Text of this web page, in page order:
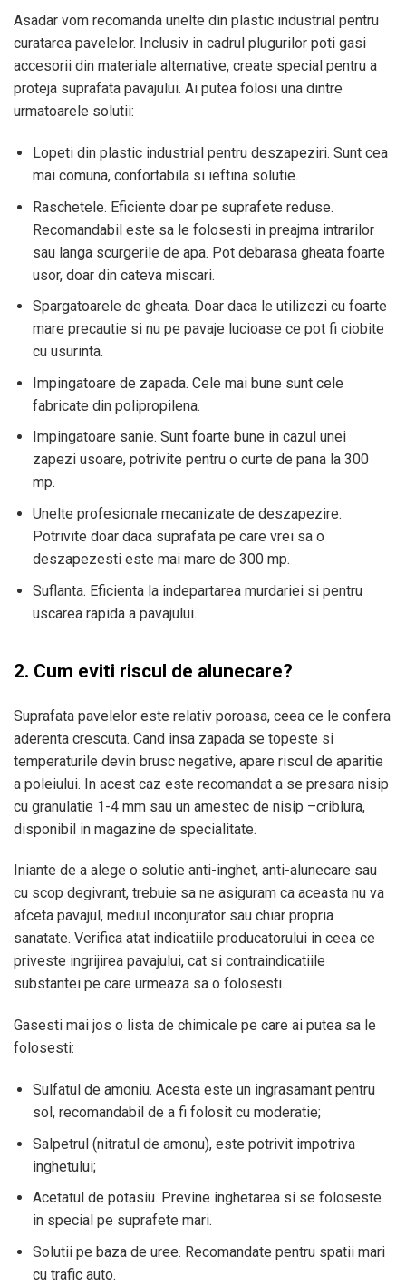
Asadar vom recomanda unelte din plastic industrial pentru
curatarea pavelelor. Inclusiv in cadrul plugurilor poti gasi
accesorii din materiale alternative, create special pentru a
proteja suprafata pavajului. Ai putea folosi una dintre
urmatoarele solutii:
Lopeti din plastic industrial pentru deszapeziri. Sunt cea
mai comuna, confortabila si ieftina solutie.
Raschetele. Eficiente doar pe suprafete reduse.
Recomandabil este sa le folosesti in preajma intrarilor
sau langa scurgerile de apa. Pot debarasa gheata foarte
usor, doar din cateva miscari.
Spargatoarele de gheata. Doar daca le utilizezi cu foarte
mare precautie si nu pe pavaje lucioase ce pot fi ciobite
cu usurinta.
Impingatoare de zapada. Cele mai bune sunt cele
fabricate din polipropilena.
Impingatoare sanie. Sunt foarte bune in cazul unei
zapezi usoare, potrivite pentru o curte de pana la 300
mp.
Unelte profesionale mecanizate de deszapezire.
Potrivite doar daca suprafata pe care vrei sa o
deszapezesti este mai mare de 300 mp.
Suflanta. Eficienta la indepartarea murdariei si pentru
uscarea rapida a pavajului.
2. Cum eviti riscul de alunecare?
Suprafata pavelelor este relativ poroasa, ceea ce le confera
aderenta crescuta. Cand insa zapada se topeste si
temperaturile devin brusc negative, apare riscul de aparitie
a poleiului. In acest caz este recomandat a se presara nisip
cu granulatie 1-4 mm sau un amestec de nisip –criblura,
disponibil in magazine de specialitate.
Iniante de a alege o solutie anti-inghet, anti-alunecare sau
cu scop degivrant, trebuie sa ne asiguram ca aceasta nu va
afceta pavajul, mediul inconjurator sau chiar propria
sanatate. Verifica atat indicatiile producatorului in ceea ce
priveste ingrijirea pavajului, cat si contraindicatiile
substantei pe care urmeaza sa o folosesti.
Gasesti mai jos o lista de chimicale pe care ai putea sa le
folosesti:
Sulfatul de amoniu. Acesta este un ingrasamant pentru
sol, recomandabil de a fi folosit cu moderatie;
Salpetrul (nitratul de amonu), este potrivit impotriva
inghetului;
Acetatul de potasiu. Previne inghetarea si se foloseste
in special pe suprafete mari.
Solutii pe baza de uree. Recomandate pentru spatii mari
cu trafic auto.